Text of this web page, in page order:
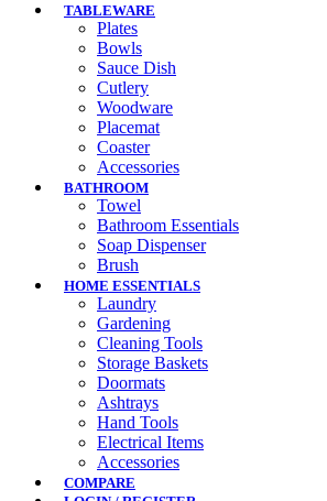
TABLEWARE
Plates
Bowls
Sauce Dish
Cutlery
Woodware
Placemat
Coaster
Accessories
BATHROOM
Towel
Bathroom Essentials
Soap Dispenser
Brush
HOME ESSENTIALS
Laundry
Gardening
Cleaning Tools
Storage Baskets
Doormats
Ashtrays
Hand Tools
Electrical Items
Accessories
COMPARE